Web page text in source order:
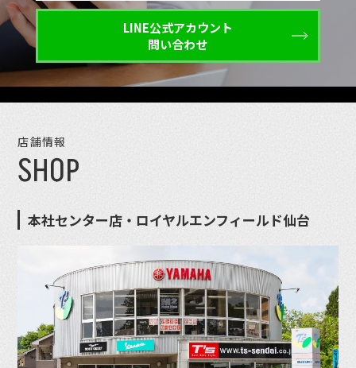
LINE公式アカウント
問い合わせ
店舗情報
SHOP
本社センター店・ロイヤルエンフィールド仙台